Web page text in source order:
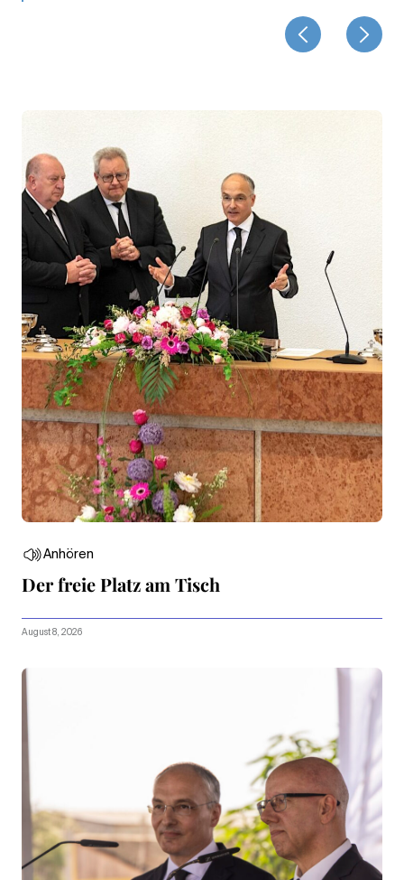
Anhören
Der freie Platz am Tisch
August 8, 2026